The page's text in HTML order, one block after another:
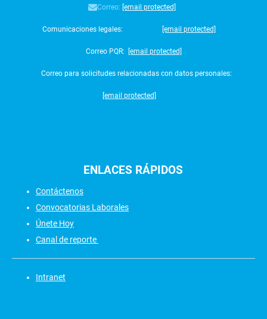
Correo: [email protected]
Comunicaciones legales: [email protected]
Correo PQR: [email protected]
Correo para solicitudes relacionadas con datos personales:
[email protected]
ENLACES RÁPIDOS
Contáctenos
Convocatorias Laborales
Únete Hoy
Canal de reporte
Intranet